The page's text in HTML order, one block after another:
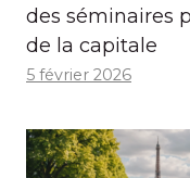
des séminaires
de la capitale
5 février 2026